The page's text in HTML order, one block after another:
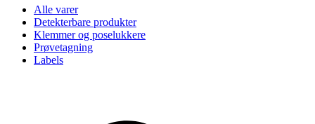
Alle varer
Detekterbare produkter
Klemmer og poselukkere
Prøvetagning
Labels